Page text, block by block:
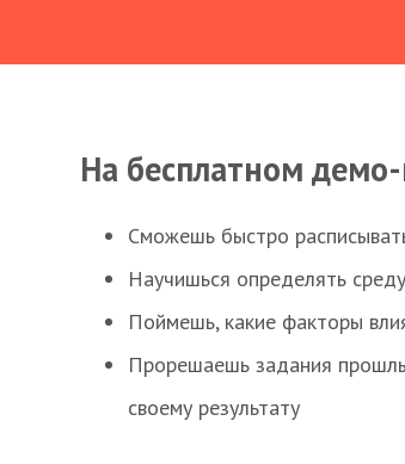
На бесплатном
Сможешь быстро
Научишься определять
Поймешь, какие факторы
Прорешаешь задания
своему результату